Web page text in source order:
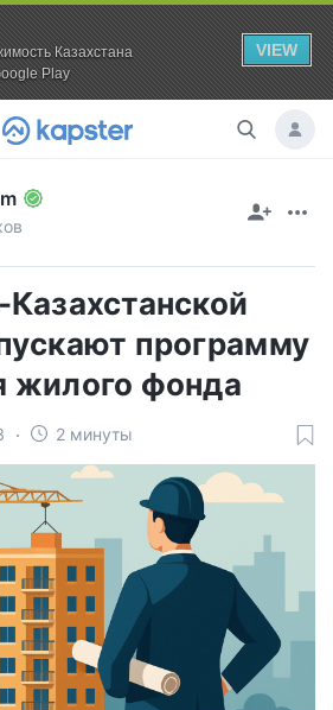
Казахстана
Play
VIEW
программу
жилого фонда
2 минуты